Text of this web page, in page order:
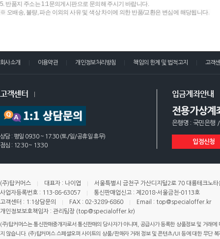
5. 반품지 주소는 1:1문의게시판으로 문의해 주시기 바랍니다.
※ 오배송, 불량, 파손 이외의 사유 및 색상 차이에 의한 반품/교환은 변심에 해당됩니다.
회사소개 이용약관 개인정보처리방침 책임의 한계 및 법적고지 고객
고객센터
상담 : 평일 09:30 ~ 17:30 (토/일/공휴일 휴무)
점심 : 12:30 ~ 13:30
입금계좌안내
전용가상계
은행명 : 국민은행
입점신청
(주)탑커머스 대표자 : 나이엽
서울특별시 금천구 가산디지털2로 70 대륭테크노
사업자등록번호 : 113-86-63057
통신판매업신고 : 제2018-서울금천-0113호
고객센터 : 1:1상담문의
FAX : 02-3289-6860
Email : top@specialoffer.kr
개인정보보호책임자 : 관리팀장 (top@specialoffer.kr)
(주)탑커머스는 통신판매중개자로서 통신판매의 당사자가 아니며, 공급사가 등록한 상품정보 및 거래
지 않습니다. (주)탑커머스 스페셜오퍼 사이트의 상품/판매자 거래 정보 및 콘텐츠/UI 등에 대한 무단